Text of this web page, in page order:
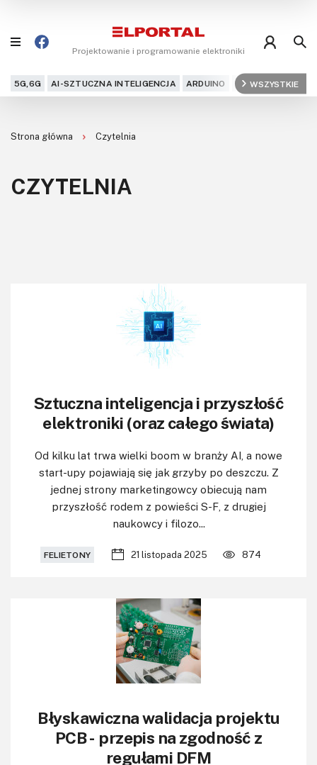
Projektowanie i programowanie elektroniki
5G,6G AI-SZTUCZNA INTELIGENCJA ARDUINO ARM AUDIO
WSZYSTKIE
Kursy
KITy AVT
Magazyny
Archiwum
Do pobrania
Strona główna Czytelnia
CZYTELNIA
Sztuczna inteligencja i przyszłość
elektroniki (oraz całego świata)
Od kilku lat trwa wielki boom w branży AI, a nowe
start-upy pojawiają się jak grzyby po deszczu. Z
jednej strony marketingowcy obiecują nam
przyszłość rodem z powieści S-F, z drugiej
naukowcy i filozo...
FELIETONY 21 listopada 2025 874
Błyskawiczna walidacja projektu
PCB - przepis na zgodność z
regułami DFM